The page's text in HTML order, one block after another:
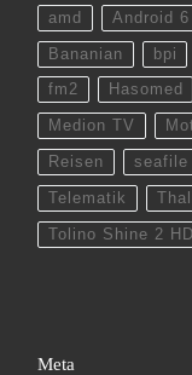
amd Android 6
Bananian bpi
fm2 Hasomed
Medion TV
Reisen seafile
Telematik
Tolino Shine 2 HD
Meta